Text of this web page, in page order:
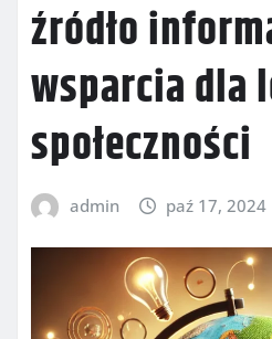
źródło
wsparcia dla
społeczności
admin paź 17, 2024